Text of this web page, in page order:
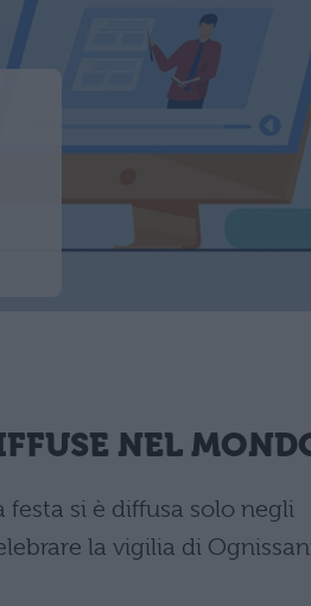
NEL
festa si è diffusa solo negli
la vigilia di